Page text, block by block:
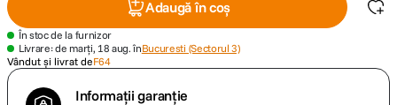
7. sony fx
8. card memorie
Adaugă în coș
În stoc de la furnizor
Livrare: de marți, 18 aug. înBucuresti (Sectorul 3)
Vândut și livrat deF64
Informații garanție